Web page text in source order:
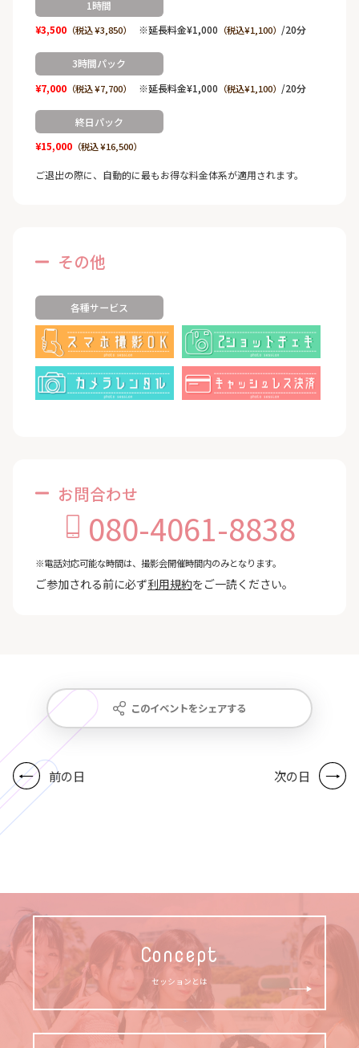
1時間
¥3,500（税込 ¥3,850） ※延長料金¥1,000 （税込¥1,100） /20分
3時間パック
¥7,000（税込 ¥7,700） ※延長料金¥1,000 （税込¥1,100） /20分
終日パック
¥15,000（税込 ¥16,500）
ご退出の際に、自動的に最もお得な料金体系が適用されます。
その他
各種サービス
お問合わせ
080-4061-8838
※電話対応可能な時間は、撮影会開催時間内のみとなります。
ご参加される前に必ず利用規約をご一読ください。
このイベントをシェアする
前の日 次の日
Concept
セッションとは